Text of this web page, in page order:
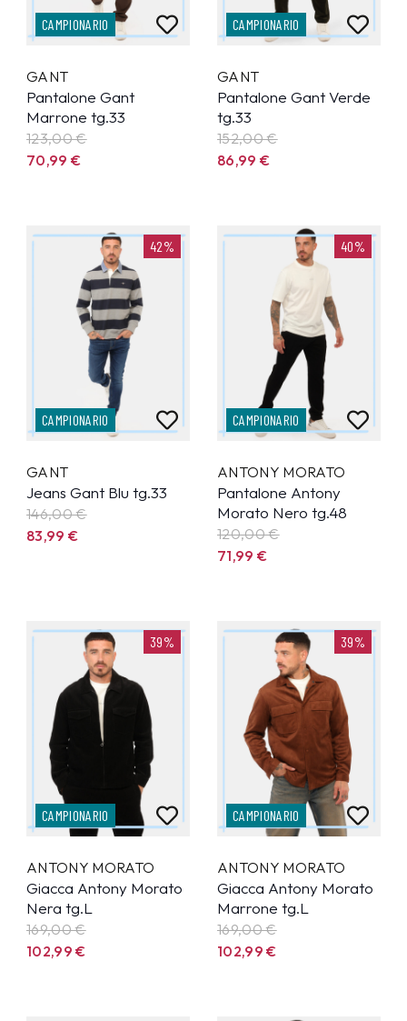
CAMPIONARIO
GANT
Pantalone Gant
Marrone tg.33
123,00 €
70,99€
CAMPIONARIO
GANT
Pantalone Gant Verde
tg.33
152,00 €
86,99€
42%
CAMPIONARIO
GANT
Jeans Gant Blu tg.33
146,00 €
83,99€
40%
CAMPIONARIO
ANTONY MORATO
Pantalone Antony
Morato Nero tg.48
120,00 €
71,99€
39%
CAMPIONARIO
ANTONY MORATO
Giacca Antony Morato
Nera tg.L
169,00 €
102,99€
39%
CAMPIONARIO
ANTONY MORATO
Giacca Antony Morato
Marrone tg.L
169,00 €
102,99€